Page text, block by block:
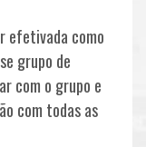
efetivada como
grupo de
com o grupo e
com todas as